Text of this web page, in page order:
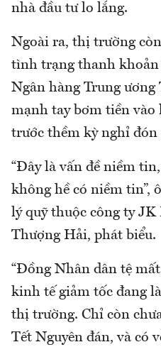
nhà đầu tư lo lắng.
Ngoài ra, thị trường
tình trạng thanh khoản
Ngân hàng Trung ương
mạnh tay bơm tiền
trước thềm kỳ nghỉ
“Đây là vấn đề niềm
không hề có niềm tin”,
lý quỹ thuộc công ty JK
Thượng Hải, phát biểu.
“Đồng Nhân dân tệ
kinh tế giảm tốc đang
thị trường. Chỉ còn
Tết Nguyên đán, và có